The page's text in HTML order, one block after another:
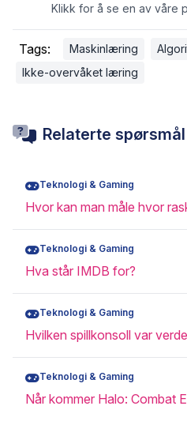
Klikk for å se en av våre
Tags: Maskinlæring
Ikke-overvåket læring
Relaterte spørsmål
Teknologi & Gaming
Hvor kan man måle hvor
Teknologi & Gaming
Hva står IMDB for?
Teknologi & Gaming
Hvilken spillkonsoll var
Teknologi & Gaming
Når kommer Halo: Combat